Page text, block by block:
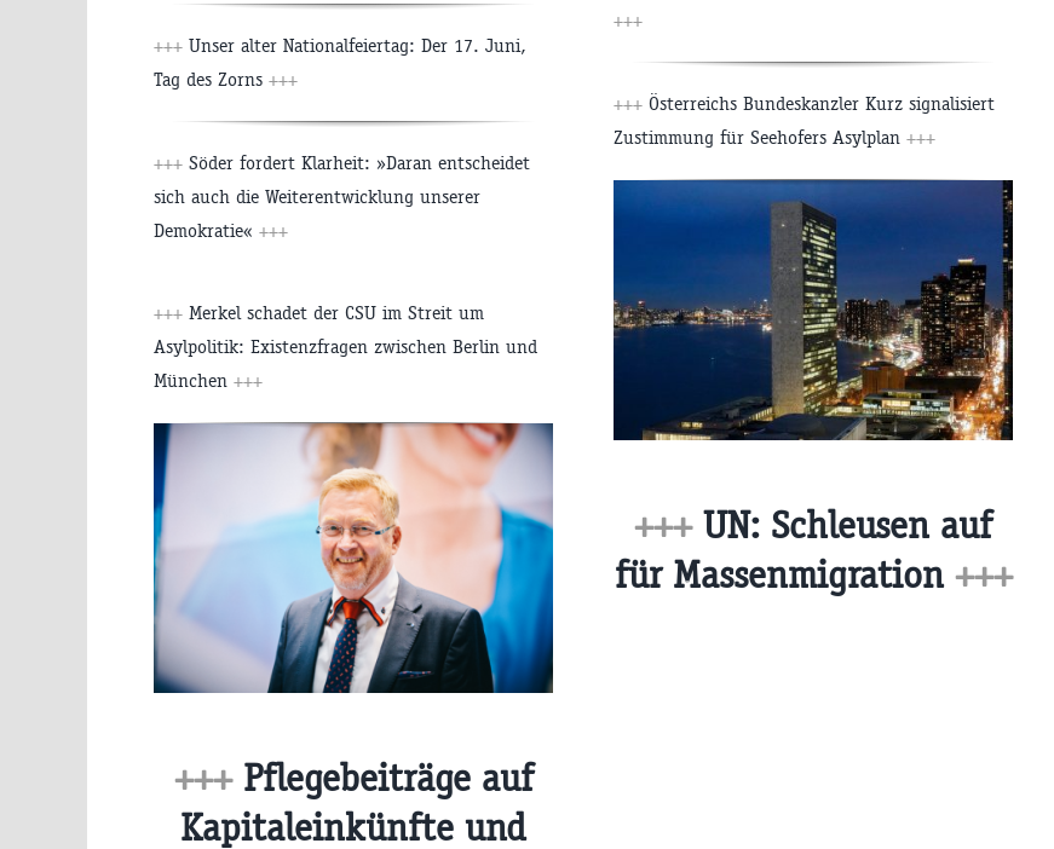
+++ Unser alter Nationalfeiertag: Der 17. Juni,
Tag des Zorns +++
+++ Söder fordert Klarheit: »Daran entscheidet
sich auch die Weiterentwicklung unserer
Demokratie« +++
+++ Merkel schadet der CSU im Streit um
Asylpolitik: Existenzfragen zwischen Berlin und
München +++
+++ Pflegebeiträge auf
Kapitaleinkünfte und
+++
+++ Österreichs Bundeskanzler Kurz signalisiert
Zustimmung für Seehofers Asylplan +++
+++ UN: Schleusen auf
für Massenmigration +++